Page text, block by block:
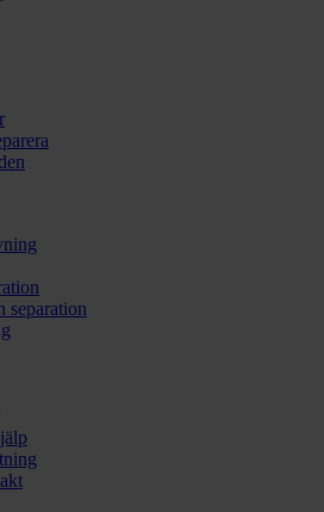
separation